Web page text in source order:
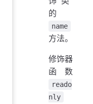
的
name
方法。
修饰器
函数
reado
nly